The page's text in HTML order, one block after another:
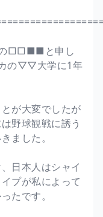
□□■■と申し
の▽▽大学に1年
が大変でしたが
野球観戦に誘う
ました。
日本人はシャイ
プが私によって
たです。